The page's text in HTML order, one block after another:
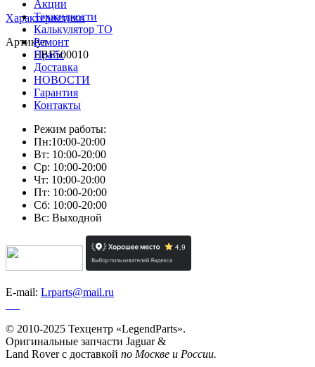
Характеристики
Артикул
EBF500010
Акции
Техжидкости
Калькулятор ТО
Ремонт
Прайс
Доставка
НОВОСТИ
Гарантия
Контакты
Режим работы:
Пн:10:00-20:00
Вт: 10:00-20:00
Ср: 10:00-20:00
Чт: 10:00-20:00
Пт: 10:00-20:00
Сб: 10:00-20:00
Вс: Выходной
E-mail: Lrparts@mail.ru
© 2010-2025 Техцентр «LegendParts».
Оригинальные запчасти Jaguar &
Land Rover с доставкой по Москве и России.